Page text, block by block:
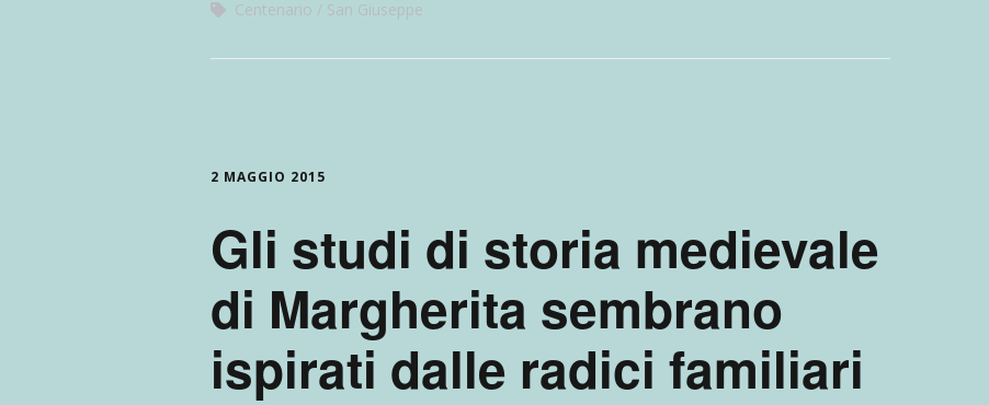
Centenario
San Giuseppe
2 MAGGIO 2015
Gli studi di storia medievale
di Margherita sembrano
ispirati dalle radici familiari